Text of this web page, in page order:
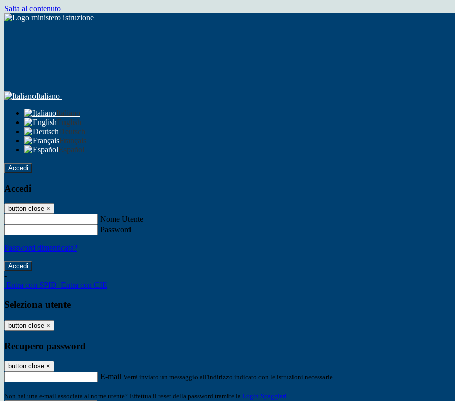
Salta al contenuto
Italiano
Italiano
English
Deutsch
Français
Español
Accedi
Accedi
button close ×
Nome Utente
Password
Password dimenticata?
-
Entra con SPID Entra con CIE
Seleziona utente
button close ×
Recupero password
button close ×
E-mail Verrà inviato un messaggio all'indirizzo indicato con le istruzioni necessarie.
Non hai una e-mail associata al nome utente? Effettua il reset della password tramite la Login Spaggiari